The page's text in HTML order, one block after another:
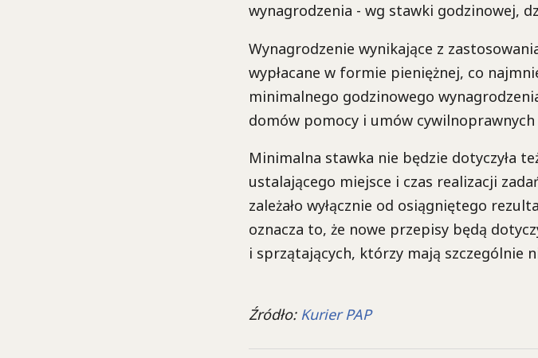
wynagrodzenia - wg stawki godzinowej,
Wynagrodzenie wynikające z
wypłacane w formie pieniężnej, co
minimalnego godzinowego
domów pomocy i umów
Minimalna stawka nie będzie dotyczyła
ustalającego miejsce i czas realizacji
zależało wyłącznie od osiągniętego
oznacza to, że nowe przepisy będą
i sprzątających, którzy mają szczególnie
Źródło: Kurier PAP